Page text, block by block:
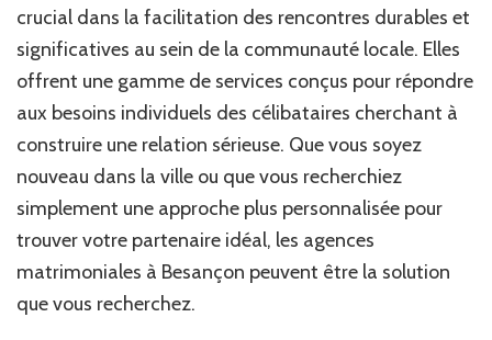
crucial dans la facilitation des rencontres durables et
significatives au sein de la communauté locale. Elles
offrent une gamme de services conçus pour répondre
aux besoins individuels des célibataires cherchant à
construire une relation sérieuse. Que vous soyez
nouveau dans la ville ou que vous recherchiez
simplement une approche plus personnalisée pour
trouver votre partenaire idéal, les agences
matrimoniales à Besançon peuvent être la solution
que vous recherchez.